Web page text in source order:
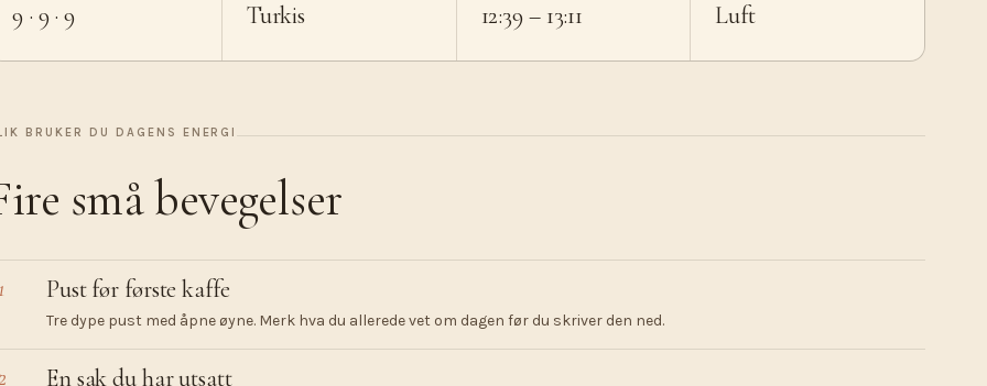
9 · 9 · 9 Turkis 12:39 – 13:11 Luft
BRUKER DU DAGENS ENERGI
små bevegelser
Pust før første kaffe
Tre dype pust med åpne øyne. Merk hva du allerede vet om dagen før du skriver den ned.
En sak du har utsatt